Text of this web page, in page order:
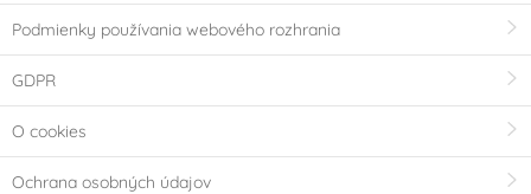
Podmienky používania webového rozhrania
GDPR
O cookies
Ochrana osobných údajov